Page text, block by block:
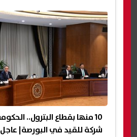
شركة للقيد في البورصة| عاجل